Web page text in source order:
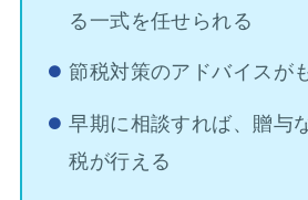
る一式を任せられる
節税対策のアドバイスが
早期に相談すれば、贈与
税が行える